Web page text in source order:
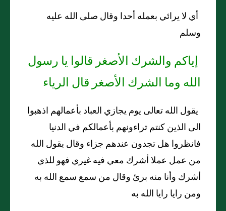
أي لا يرائي بعمله أحدا وقال صلى الله عليه
وسلم
إياكم والشرك الأصغر قالوا يا رسول
الله وما الشرك الأصغر قال الرياء
يقول الله تعالى يوم يجازي العباد بأعمالهم اذهبوا
الى الذين كنتم تراءونهم بأعمالكم في الدنيا
فانظروا هل تجدون عندهم جزاء وقال يقول الله
من عمل عملا أشرك معي فيه غيري فهو للذي
أشرك وأنا منه برئ وقال من سمع سمع الله به
ومن رايا رايا الله به